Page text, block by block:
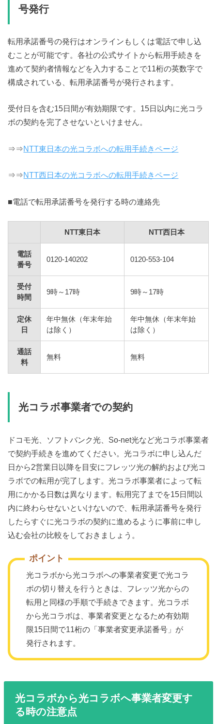
号発行
転用承諾番号の発行はオンラインもしくは電話で申し込
むことが可能です。各社の公式サイトから転用手続きを
進めて契約者情報などを入力することで11桁の英数字で
構成されている、転用承諾番号が発行されます。
受付日を含む15日間が有効期限です。15日以内に光コラ
ボの契約を完了させないといけません。
⇒⇒NTT東日本の光コラボへの転用手続きページ
⇒⇒NTT西日本の光コラボへの転用手続きページ
■電話で転用承諾番号を発行する時の連絡先
NTT東日本 NTT西日本
電話
番号
0120-140202 0120-553-104
受付
時間
9時～17時 9時～17時
定休
日
年中無休（年末年始
は除く）
年中無休（年末年始
は除く）
通話
料
無料 無料
光コラボ事業者での契約
ドコモ光、ソフトバンク光、So-net光など光コラボ事業者
で契約手続きを進めてください。光コラボに申し込んだ
日から2営業日以降を目安にフレッツ光の解約および光コ
ラボでの転用が完了します。光コラボ事業者によって転
用にかかる日数は異なります。転用完了までを15日間以
内に終わらせないといけないので、転用承諾番号を発行
したらすぐに光コラボの契約に進めるように事前に申し
込む会社の比較をしておきましょう。
ポイント
光コラボから光コラボへの事業者変更で光コラ
ボの切り替えを行うときは、フレッツ光からの
転用と同様の手順で手続きできます。光コラボ
から光コラボは、事業者変更となるため有効期
限15日間で11桁の「事業者変更承諾番号」が
発行されます。
光コラボから光コラボへ事業者変更す
る時の注意点